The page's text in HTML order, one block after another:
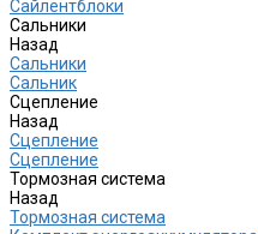
Сайлентблоки
Сальники
Назад
Сальники
Сальник
Сцепление
Назад
Сцепление
Сцепление
Тормозная система
Назад
Тормозная система